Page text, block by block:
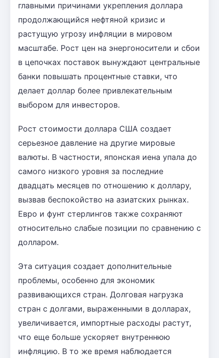
главными причинами укрепления доллара
продолжающийся нефтяной кризис и
растущую угрозу инфляции в мировом
масштабе. Рост цен на энергоносители и сбои
в цепочках поставок вынуждают центральные
банки повышать процентные ставки, что
делает доллар более привлекательным
выбором для инвесторов.
Рост стоимости доллара США создает
серьезное давление на другие мировые
валюты. В частности, японская иена упала до
самого низкого уровня за последние
двадцать месяцев по отношению к доллару,
вызвав беспокойство на азиатских рынках.
Евро и фунт стерлингов также сохраняют
относительно слабые позиции по сравнению с
долларом.
Эта ситуация создает дополнительные
проблемы, особенно для экономик
развивающихся стран. Долговая нагрузка
стран с долгами, выраженными в долларах,
увеличивается, импортные расходы растут,
что еще больше ускоряет внутреннюю
инфляцию. В то же время наблюдается